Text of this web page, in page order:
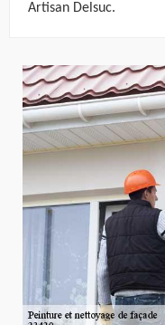
Artisan Delsuc.